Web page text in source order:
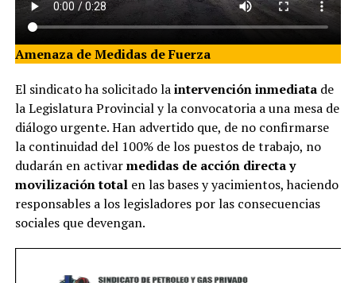
Amenaza de Medidas de Fuerza
El sindicato ha solicitado laintervención inmediatade
la Legislatura Provincial y la convocatoria a una mesa de
diálogo urgente. Han advertido que, de no confirmarse
la continuidad del 100% de los puestos de trabajo, no
dudarán en activarmedidas de acción directa y
movilización totalen las bases y yacimientos, haciendo
responsables a los legisladores por las consecuencias
sociales que devengan.